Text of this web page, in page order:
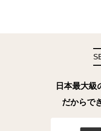
日本最大級
だからで